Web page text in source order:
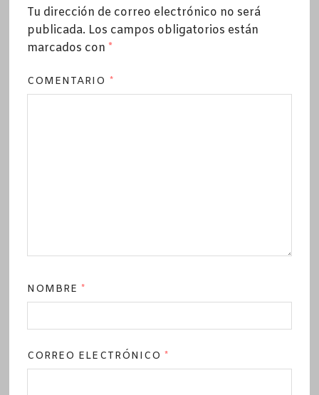
Tu dirección de correo electrónico no será
publicada. Los campos obligatorios están
marcados con *
COMENTARIO *
NOMBRE*
CORREO ELECTRÓNICO*